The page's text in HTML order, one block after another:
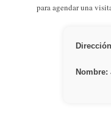
para agendar una
Nombre: